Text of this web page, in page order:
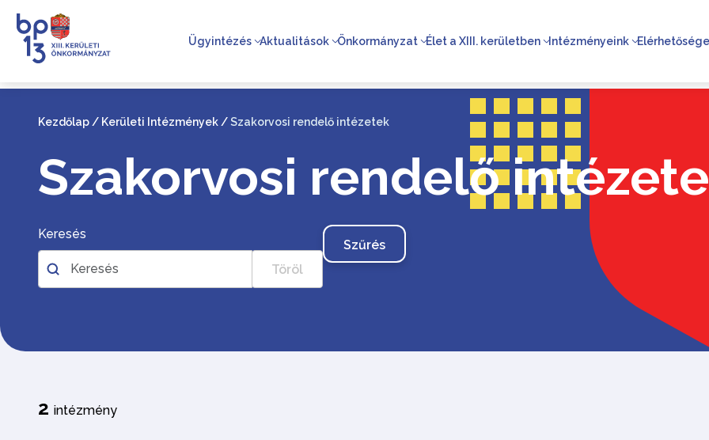
Ügyintézés Aktualitások Önkormányzat Élet a XIII. kerületben Intézményeink
Kezdőlap / Kerületi Intézmények /Szakorvosi rendelő intézetek
Szakorvosi rendelő
Keresés
Töröl
Szűrés
2 intézmény